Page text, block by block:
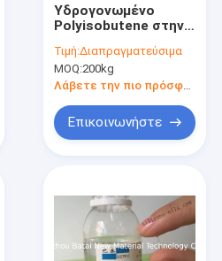
Υδρογονωμένο
Polyisobutene στην
βελτίωση της
απόδοσης
Τιμή:Διαπραγματεύσιμα
MOQ:200kg
Επικοινωνήστε